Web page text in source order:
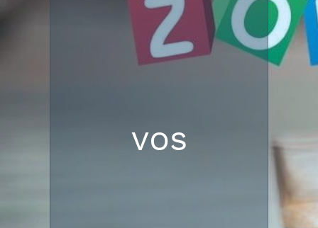
vos